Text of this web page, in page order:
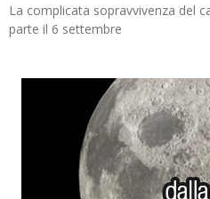
La complicata sopravvivenza del
parte il 6 settembre